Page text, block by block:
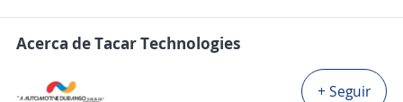
Acerca de Tacar Technologies
+ Seguir